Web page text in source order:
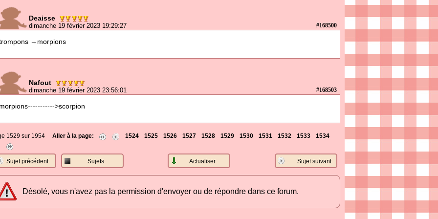
Deaisse
dimanche 19 février 2023 19:29:27
#168500
→morpions
Nafout
dimanche 19 février 2023 23:56:01
#168503
>scorpion
1529 sur 1954 Aller à la page: 1524 1525 1526 1527 1528 1529 1530 1531 1532 1533 1534
Sujet précédent Sujets Actualiser Sujet suivant
Désolé, vous n'avez pas la permission d'envoyer ou de répondre dans ce forum.